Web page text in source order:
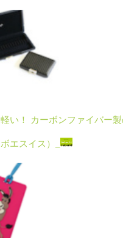
軽い！ カーボンファイバー
ボエスイス）_